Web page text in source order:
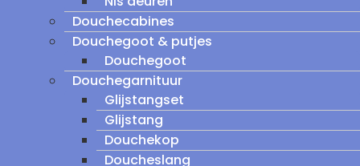
Douchecabines
Douchegoot & putjes
Douchegoot
Douchegarnituur
Glijstangset
Glijstang
Douchekop
Doucheslang